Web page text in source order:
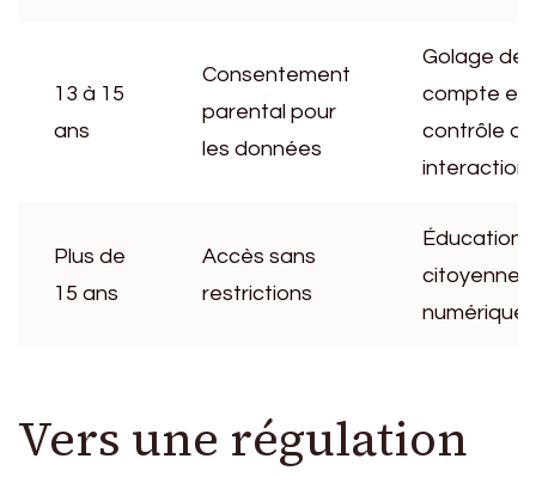
13 à 15
ans
Consentement
parental pour
les données
Golage de
compte et
contrôle
Plus de
15 ans
Accès sans
restrictions
Éducation
numérique
Vers une régulation